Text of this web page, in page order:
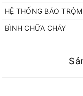
HỆ THỐNG BÁO TRỘM
BÌNH CHỮA CHÁY